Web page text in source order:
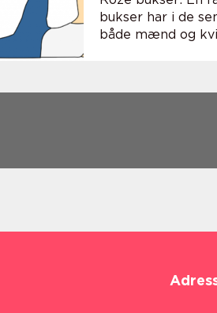
bukser har i de
både mænd og